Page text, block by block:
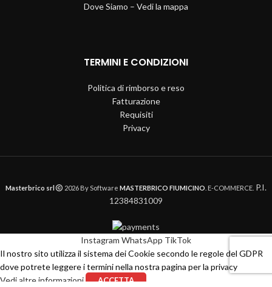
Dove Siamo – Vedi la mappa
TERMINI E CONDIZIONI
Politica di rimborso e reso
Fatturazione
Requisiti
Privacy
Masterbrico srl 2026 By Software MASTERBRICO FIUMICINO . E-COMMERCE. P.I.
12384831009
Instagram WhatsApp TikTok
Il nostro sito utilizza il sistema dei Cookie secondo le regole del GDPR
dove potrete leggere i termini nella nostra pagina per la privacy
Vedi altre informazioni
ACCETTA